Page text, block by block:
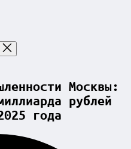
Москвы:
рублей
года